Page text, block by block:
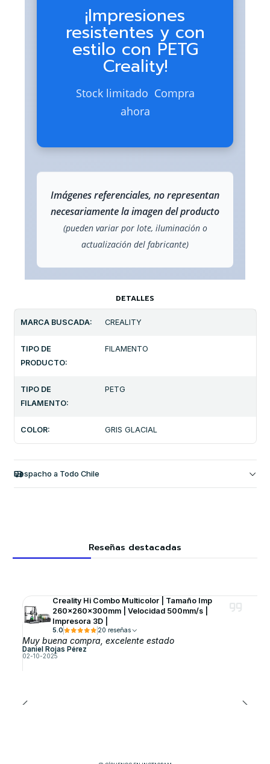
¡Impresiones
resistentes y con
estilo con PETG
Creality!
Stock limitado  Compra
ahora
Imágenes referenciales, no representan
necesariamente la imagen del producto
(pueden variar por lote, iluminación o
actualización del fabricante)
DETALLES
MARCA BUSCADA: CREALITY
TIPO DE
PRODUCTO:
FILAMENTO
TIPO DE
FILAMENTO:
PETG
COLOR: GRIS GLACIAL
Despacho a Todo Chile
Reseñas destacadas
Creality Hi Combo Multicolor | Tamaño Imp
260x260x300mm | Velocidad 500mm/s |
Impresora 3D |
5.0 20 reseñas
Muy buena compra, excelente estado
Daniel Rojas Pérez
02-10-2025